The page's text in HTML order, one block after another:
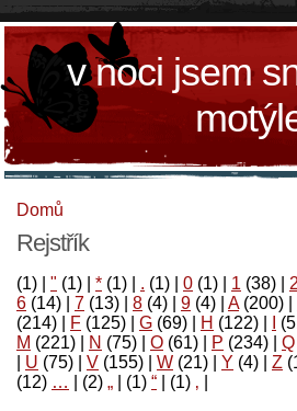
v noci jsem
Domů
Rejstřík
(1) " (1) * (1) . (1) 0 (1) 1 (38) 2
6 (14) 7 (13) 8 (4) 9 (4) A(200)
(214)
F (125) G (69) H (122)
M (221) N (75) O (61) P (234) Q
U (75) V (155) W (21) Y (4) Z
‚
(1)
“
(1)
„
(2)
…
(12)